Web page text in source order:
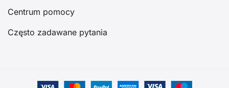
Centrum pomocy
Często zadawane pytania